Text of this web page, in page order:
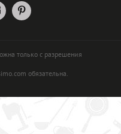
только с разрешения
обязательна.